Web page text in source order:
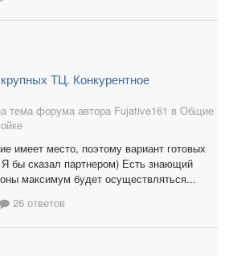
ТЦ. Конкурентное
тема форума автора Fujative161 в Общие
имеет место, поэтому вариант готовых
Я бы сказал партнером) Есть знающий
максимум будет осуществляться...
26 ответов